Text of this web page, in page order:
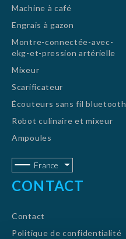
Machine à café
Engrais à gazon
Montre-connectée-avec-
ekg-et-pression artérielle
Mixeur
Scarificateur
Écouteurs sans fil bluetooth
Robot culinaire et mixeur
Ampoules
France
CONTACT
Contact
Politique de confidentialité